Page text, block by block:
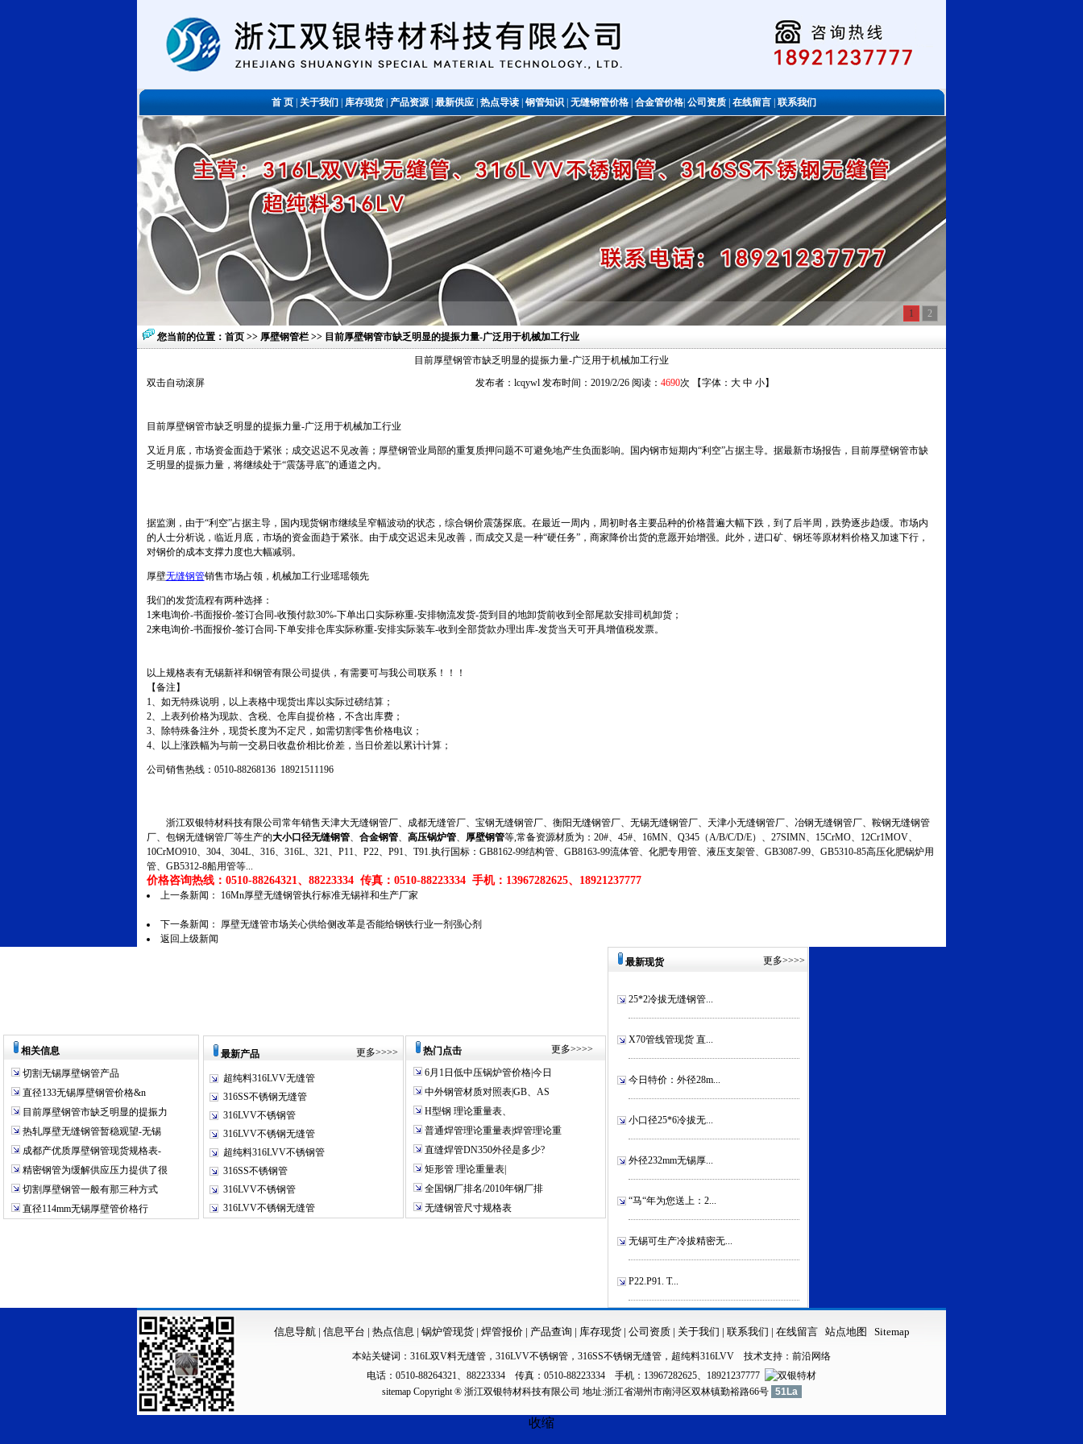
首 页关于我们库存现货|产品资源|最新供应|热点导读钢管知识无缝钢管价格合金管价格公司资质在线留言|联系我们
不锈钢管 1 2
您当前的位置： 首页 >> 厚壁钢管栏 >> 目前厚壁钢管市缺乏明显的提振力量-广泛用于机械加工行业
目前厚壁钢管市缺乏明显的提振力量-广泛用于机械加工行业
双击自动滚屏
发布者：lcqywl 发布时间：2019/2/26 阅读： 4690次 【字体： 大 中 小】
目前厚壁钢管市缺乏明显的提振力量-广泛用于机械加工行业
又近月底，市场资金面趋于紧张；成交迟迟不见改善；厚壁钢管业局部的重复质押问题不可避免地产生负面影响。国内钢市短期内“利空”占据主导。据最新市场报告，目前厚壁钢管市缺
乏明显的提振力量，将继续处于“震荡寻底”的通道之内。
据监测，由于“利空”占据主导，国内现货钢市继续呈窄幅波动的状态，综合钢价震荡探底。在最近一周内，周初时各主要品种的价格普遍大幅下跌，到了后半周，跌势逐步趋缓。市场内
的人士分析说，临近月底，市场的资金面趋于紧张。由于成交迟迟未见改善，而成交又是一种“硬任务”，商家降价出货的意愿开始增强。此外，进口矿、钢坯等原材料价格又加速下行，
对钢价的成本支撑力度也大幅减弱。
厚壁无缝钢管销售市场占领，机械加工行业瑶瑶领先
我们的发货流程有两种选择：
1来电询价-书面报价-签订合同-收预付款30%-下单出口实际称重-安排物流发货-货到目的地卸货前收到全部尾款安排司机卸货；
2来电询价-书面报价-签订合同-下单安排仓库实际称重-安排实际装车-收到全部货款办理出库-发货当天可开具增值税发票。
以上规格表有无锡新祥和钢管有限公司提供，有需要可与我公司联系！！！
【备注】
1、如无特殊说明，以上表格中现货出库以实际过磅结算；
2、上表列价格为现款、含税、仓库自提价格，不含出库费；
3、除特殊备注外，现货长度为不定尺，如需切割零售价格电议；
4、以上涨跌幅为与前一交易日收盘价相比价差，当日价差以累计计算；
公司销售热线：0510-88268136 18921511196
浙江双银特材科技有限公司常年销售天津大无缝钢管厂、成都无缝管厂、宝钢无缝钢管厂、衡阳无缝钢管厂、无锡无缝钢管厂、天津小无缝钢管厂、冶钢无缝钢管厂、鞍钢无缝钢管
厂、包钢无缝钢管厂等生产的大小口径无缝钢管、 合金钢管、 高压锅炉管、 厚壁钢管等,常备资源材质为：20#、45#、16MN、Q345（A/B/C/D/E）、27SIMN、15CrMO、12Cr1MOV、
10CrMO910、304、304L、316、316L、321、P11、P22、P91、T91.执行国标：GB8162-99结构管、GB8163-99流体管、化肥专用管、液压支架管、GB3087-99、GB5310-85高压化肥锅炉用
管、GB5312-8船用管等...
价格咨询热线：0510-88264321、88223334 传真：0510-88223334 手机：13967282625、18921237777
上一条新闻： 16Mn厚壁无缝钢管执行标准无锡祥和生产厂家
下一条新闻：
厚壁无缝管市场关心供给侧改革是否能给钢铁行业一剂强心剂
返回上级新闻
相关信息
切割无锡厚壁钢管产品
直径133无锡厚壁钢管价格&n
目前厚壁钢管市缺乏明显的提振力
热轧厚壁无缝钢管暂稳观望-无锡
成都产优质厚壁钢管现货规格表-
精密钢管为缓解供应压力提供了很
切割厚壁钢管一般有那三种方式
直径114mm无锡厚壁管价格行
最新产品 更多>>>>
超纯料316LVV无缝管
316SS不锈钢无缝管
316LVV不锈钢管
316LVV不锈钢无缝管
超纯料316LVV不锈钢管
316SS不锈钢管
316LVV不锈钢管
316LVV不锈钢无缝管
热门点击 更多>>>>
6月1日低中压锅炉管价格|今日
中外钢管材质对照表|GB、AS
H型钢 理论重量表、
普通焊管理论重量表|焊管理论重
直缝焊管DN350外径是多少?
矩形管 理论重量表|
全国钢厂排名/2010年钢厂排
无缝钢管尺寸规格表
最新现货 更多>>>>
25*2冷拔无缝钢管...
X70管线管现货 直...
今日特价：外径28m...
小口径25*6冷拔无...
外径232mm无锡厚...
“马“年为您送上：2...
无锡可生产冷拔精密无...
P22.P91. T...
信息导航| 信息平台 | 热点信息 | 锅炉管现货 | 焊管报价| 产品查询 | 库存现货 | 公司资质 | 关于我们 | 联系我们 | 在线留言 站点地图 Sitemap
本站关键词： 316L双V料无缝管 ， 316LVV不锈钢管 ， 316SS不锈钢无缝管 ， 超纯料316LVV 技术支持： 前沿网络
电话：0510-88264321、88223334 传真：0510-88223334 手机：13967282625、18921237777
sitemapCopyright ® 浙江双银特材科技有限公司 地址:浙江省湖州市南浔区双林镇勤裕路66号 51La
收缩